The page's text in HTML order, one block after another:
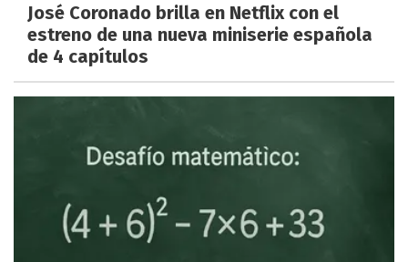
José Coronado brilla en Netflix con el
estreno de una nueva miniserie española
de 4 capítulos